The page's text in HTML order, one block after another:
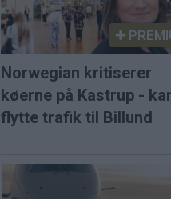
Norwegian kritiserer
køerne på Kastrup -
flytte trafik til Billund